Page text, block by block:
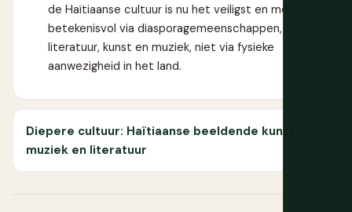
de Haïtiaanse cultuur is nu het veiligst en meest
betekenisvol via diasporagemeenschappen,
literatuur, kunst en muziek, niet via fysieke
aanwezigheid in het land.
Diepere cultuur: Haïtiaanse beeldende kunst,
muziek en literatuur